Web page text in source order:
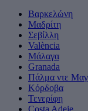
Βαρκελώνη
Μαδρίτη
Σεβίλλη
València
Μάλαγα
Granada
Πάλμα ντε
Κόρδοβα
Τενερίφη
Costa Adeje